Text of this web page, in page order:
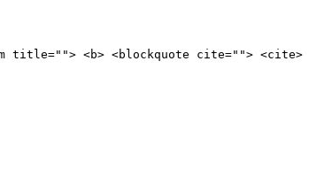
<b> <blockquote cite=""> <cite>